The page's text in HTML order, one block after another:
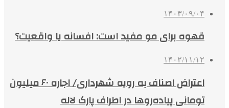
۱۴۰۳/۰۹/۰۴
قهوه برای مو مفید است: افسانه یا واقعیت؟
۱۴۰۲/۱۱/۱۲
اعتراض اصناف به رویه شهرداری/ اجاره ۶۰ میلیون
تومانی پیاده‌روها در اطراف پارک لاله